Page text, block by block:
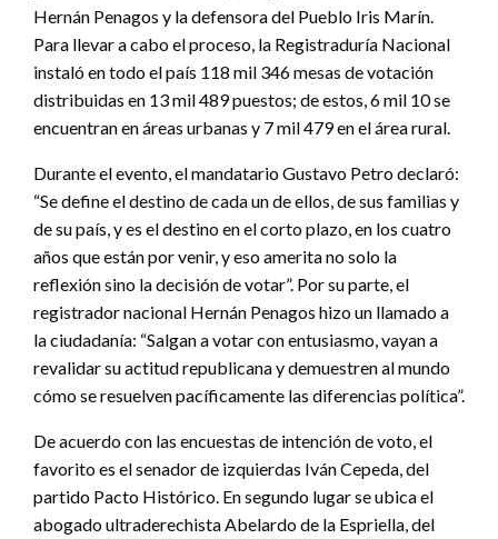
Hernán Penagos y la defensora del Pueblo Iris Marín.
Para llevar a cabo el proceso, la Registraduría Nacional
instaló en todo el país 118 mil 346 mesas de votación
distribuidas en 13 mil 489 puestos; de estos, 6 mil 10 se
encuentran en áreas urbanas y 7 mil 479 en el área rural.
Durante el evento, el mandatario Gustavo Petro declaró:
“Se define el destino de cada un de ellos, de sus familias y
de su país, y es el destino en el corto plazo, en los cuatro
años que están por venir, y eso amerita no solo la
reflexión sino la decisión de votar”. Por su parte, el
registrador nacional Hernán Penagos hizo un llamado a
la ciudadanía: “Salgan a votar con entusiasmo, vayan a
revalidar su actitud republicana y demuestren al mundo
cómo se resuelven pacíficamente las diferencias política”.
De acuerdo con las encuestas de intención de voto, el
favorito es el senador de izquierdas Iván Cepeda, del
partido Pacto Histórico. En segundo lugar se ubica el
abogado ultraderechista Abelardo de la Espriella, del